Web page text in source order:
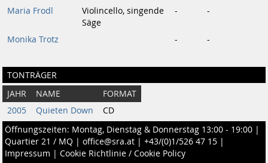
Maria Frodl
Violincello, singende
Säge
- -
Monika Trotz - -
TONTRÄGER
JAHR NAME
FORMAT
2005
Quieten Down
CD
Öffnungszeiten: Montag, Dienstag & Donnerstag 13:00 - 19:00 |
Quartier 21 / MQ | office@sra.at | +43/(0)1/526 47 15 |
Impressum | Cookie Richtlinie / Cookie Policy